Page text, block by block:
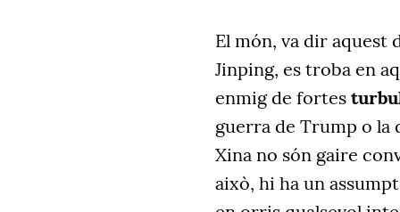
El món, va dir aquest
Jinping, es troba en
enmig de fortes
guerra de Trump o la
Xina no són gaire
això, hi ha un